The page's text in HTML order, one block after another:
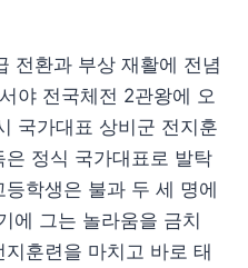
전환과 부상 재활에 전념
야 전국체전 2관왕에 오
국가대표 상비군 전지훈
정식 국가대표로 발탁
학생은 불과 두 세 명에
에 그는 놀라움을 금치
훈련을 마치고 바로 태